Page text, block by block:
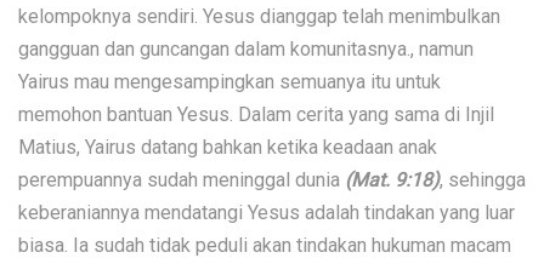
kelompoknya sendiri. Yesus dianggap telah menimbulkan
gangguan dan guncangan dalam komunitasnya., namun
Yairus mau mengesampingkan semuanya itu untuk
memohon bantuan Yesus. Dalam cerita yang sama di Injil
Matius, Yairus datang bahkan ketika keadaan anak
perempuannya sudah meninggal dunia (Mat. 9:18), sehingga
keberaniannya mendatangi Yesus adalah tindakan yang luar
biasa. Ia sudah tidak peduli akan tindakan hukuman macam